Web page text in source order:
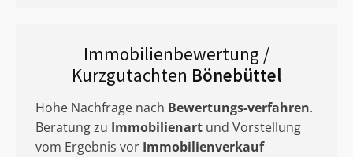
Immobilienbewertung /
Kurzgutachten Bönebüttel
Hohe Nachfrage nach Bewertungs-verfahren.
Beratung zu Immobilienart und Vorstellung
vom Ergebnis vor Immobilienverkauf